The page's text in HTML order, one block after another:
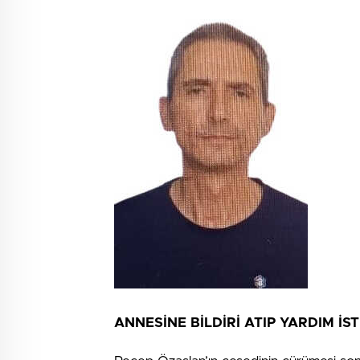
ANNESİNE BİLDİRİ ATIP YARDIM